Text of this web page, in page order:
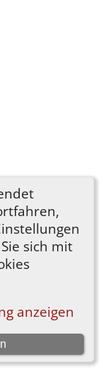
sich mit
anzeigen